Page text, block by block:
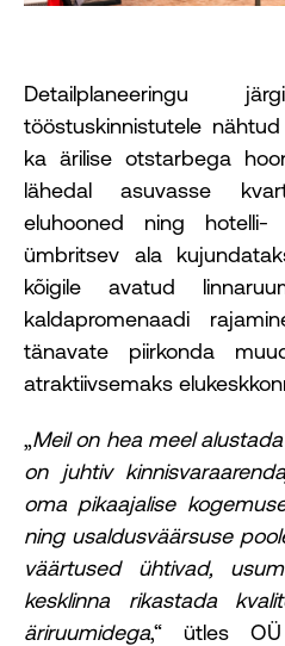
Detailplaneeringu
tööstuskinnistutele
ka ärilise otstarbega
lähedal asuvasse
eluhooned ning
ümbritsev ala
kõigile avatud
kaldapromenaadi
tänavate piirkonda
atraktiivsemaks
„Meil on hea meel
on juhtiv
oma pikaajalise
ning usaldusväärsuse
väärtused ühtivad,
kesklinna rikastada
äriruumidega,“ ütles OÜ